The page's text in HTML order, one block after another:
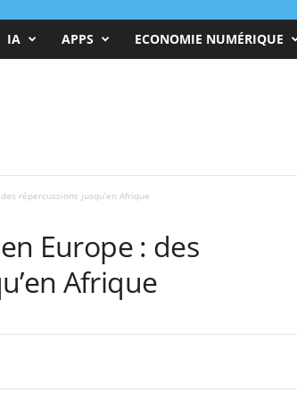
IA APPS ECONOMIE NUMÉRIQUE
répercussions jusqu’en Afrique
Europe : des
Afrique